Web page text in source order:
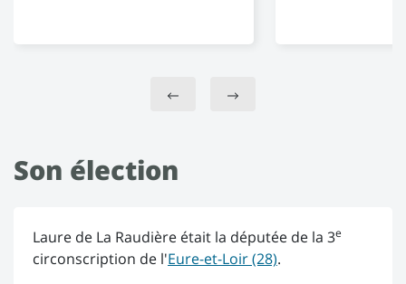
Son élection
Laure de La Raudière était la députée de la 3e
circonscription de l'Eure-et-Loir (28).